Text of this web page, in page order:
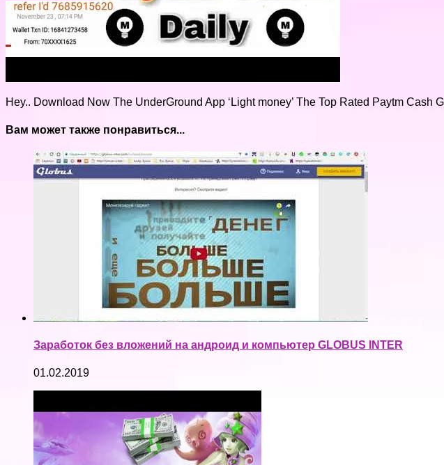
Hey.. Download Now The UnderGround App ‘Light money’ The Top Rated Paytm
Вам может также понравиться...
Заработок без вложений на андроид и компьютер GLOBUS INTER
01.02.2019